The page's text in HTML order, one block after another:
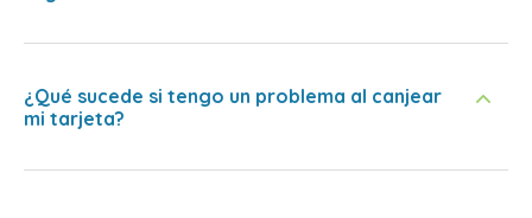
¿Qué sucede si tengo un problema al canjear
mi tarjeta?